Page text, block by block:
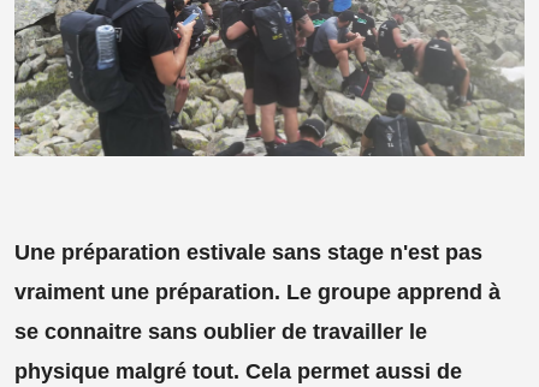
Une préparation estivale sans stage n'est pas
vraiment une préparation. Le groupe apprend à
se connaitre sans oublier de travailler le
physique malgré tout. Cela permet aussi de